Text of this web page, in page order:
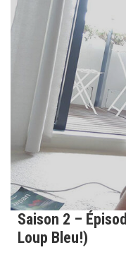
Saison 2 –
Loup Bleu!)